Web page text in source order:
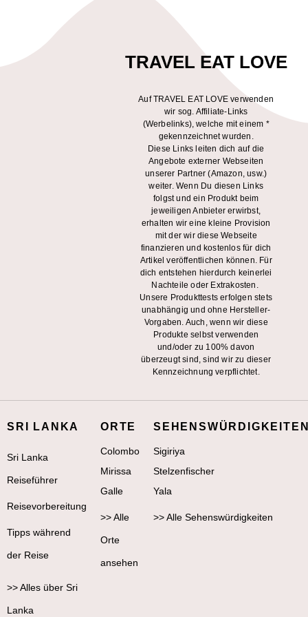
TRAVEL EAT LOVE
Auf TRAVEL EAT LOVE verwenden
wir sog. Affiliate-Links
(Werbelinks), welche mit einem *
gekennzeichnet wurden.
Diese Links leiten dich auf die
Angebote externer Webseiten
unserer Partner (Amazon, usw.)
weiter. Wenn Du diesen Links
folgst und ein Produkt beim
jeweiligen Anbieter erwirbst,
erhalten wir eine kleine Provision
mit der wir diese Webseite
finanzieren und kostenlos für dich
Artikel veröffentlichen können. Für
dich entstehen hierdurch keinerlei
Nachteile oder Extrakosten.
Unsere Produkttests erfolgen stets
unabhängig und ohne Hersteller-
Vorgaben. Auch, wenn wir diese
Produkte selbst verwenden
und/oder zu 100% davon
überzeugt sind, sind wir zu dieser
Kennzeichnung verpflichtet.
SRI LANKA
Sri Lanka
Reiseführer
Reisevorbereitung
Tipps während
der Reise
>> Alles über Sri
Lanka
ORTE
Colombo
Mirissa
Galle
>> Alle
Orte
ansehen
Sigiriya
Stelzenfischer
Yala
>> Alle Sehenswürdigkeiten